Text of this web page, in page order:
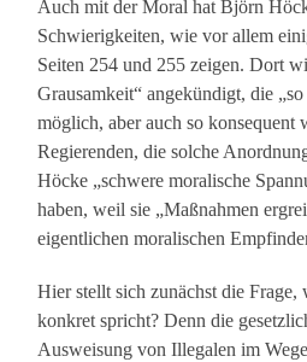
Auch mit der Moral hat Björn
Schwierigkeiten, wie vor allem
Seiten 254 und 255 zeigen. Dort
Grausamkeit“ angekündigt, die
möglich, aber auch so konsequent
Regierenden, die solche
Höcke „schwere moralische
haben, weil sie „Maßnahmen
eigentlichen moralischen
Hier stellt sich zunächst die
konkret spricht? Denn die
Ausweisung von Illegalen im